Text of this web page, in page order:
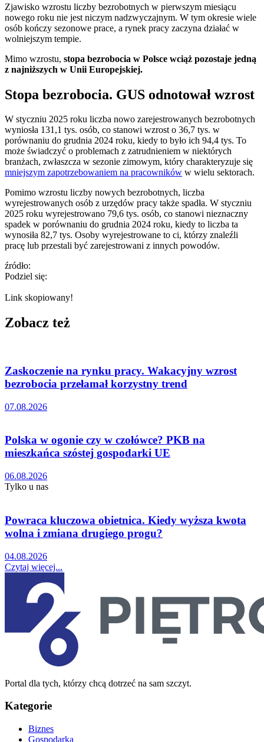
Zjawisko wzrostu liczby bezrobotnych w pierwszym miesiącu
nowego roku nie jest niczym nadzwyczajnym. W tym okresie wiele
osób kończy sezonowe prace, a rynek pracy zaczyna działać w
wolniejszym tempie.
Mimo wzrostu, stopa bezrobocia w Polsce wciąż pozostaje jedną
z najniższych w Unii Europejskiej.
Stopa bezrobocia. GUS odnotował wzrost
W styczniu 2025 roku liczba nowo zarejestrowanych bezrobotnych
wyniosła 131,1 tys. osób, co stanowi wzrost o 36,7 tys. w
porównaniu do grudnia 2024 roku, kiedy to było ich 94,4 tys. To
może świadczyć o problemach z zatrudnieniem w niektórych
branżach, zwłaszcza w sezonie zimowym, który charakteryzuje się
mniejszym zapotrzebowaniem na pracowników w wielu sektorach.
Pomimo wzrostu liczby nowych bezrobotnych, liczba
wyrejestrowanych osób z urzędów pracy także spadła. W styczniu
2025 roku wyrejestrowano 79,6 tys. osób, co stanowi nieznaczny
spadek w porównaniu do grudnia 2024 roku, kiedy to liczba ta
wynosiła 82,7 tys. Osoby wyrejestrowane to ci, którzy znaleźli
pracę lub przestali być zarejestrowani z innych powodów.
źródło:
Podziel się:
Link skopiowany!
Zobacz też
Zaskoczenie na rynku pracy. Wakacyjny wzrost
bezrobocia przełamał korzystny trend
07.08.2026
Polska w ogonie czy w czołówce? PKB na
mieszkańca szóstej gospodarki UE
06.08.2026
Tylko u nas
Powraca kluczowa obietnica. Kiedy wyższa kwota
wolna i zmiana drugiego progu?
04.08.2026
Czytaj więcej...
Portal dla tych, którzy chcą dotrzeć na sam szczyt.
Kategorie
Biznes
Gospodarka